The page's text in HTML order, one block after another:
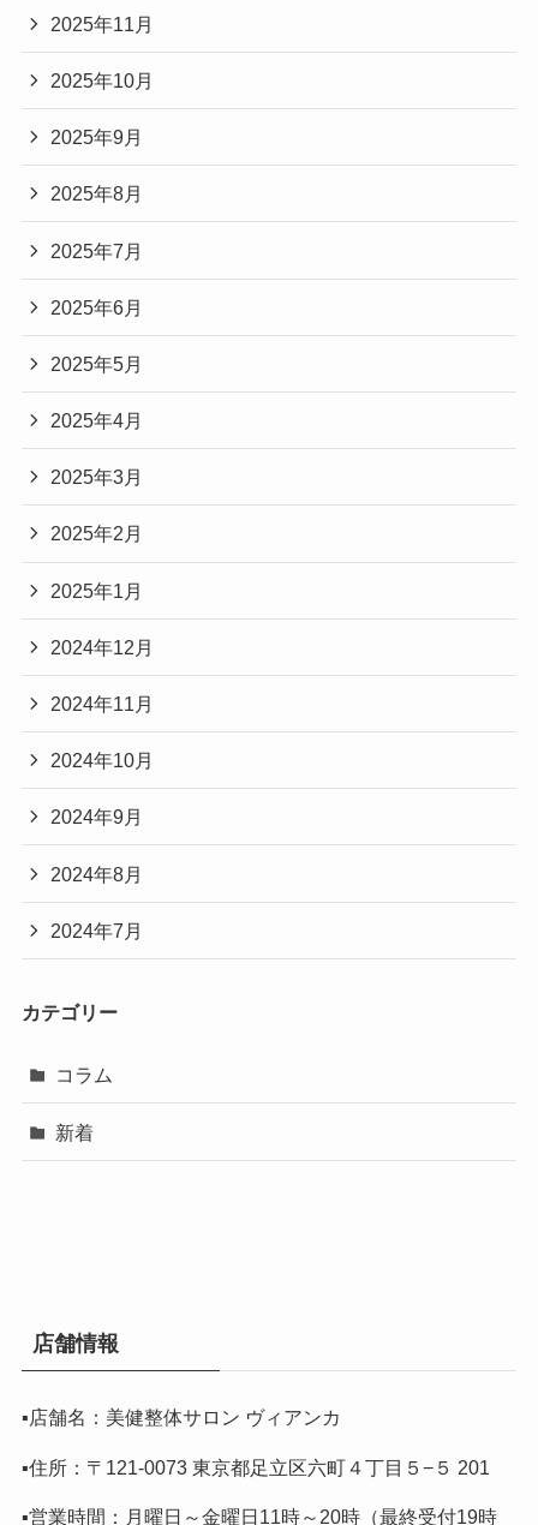
2025年11月
2025年10月
2025年9月
2025年8月
2025年7月
2025年6月
2025年5月
2025年4月
2025年3月
2025年2月
2025年1月
2024年12月
2024年11月
2024年10月
2024年9月
2024年8月
2024年7月
カテゴリー
コラム
新着
店舗情報
▪️店舗名：美健整体サロン ヴィアンカ
▪️住所：〒121-0073 東京都足立区六町４丁目５−５ 201
▪️営業時間：月曜日～金曜日11時～20時（最終受付19時